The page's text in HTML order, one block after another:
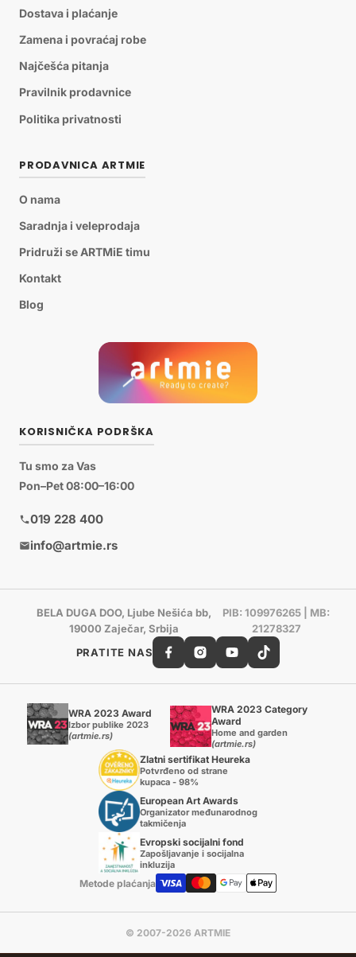
Dostava i plaćanje
Zamena i povraćaj robe
Najčešća pitanja
Pravilnik prodavnice
Politika privatnosti
PRODAVNICA ARTMIE
O nama
Saradnja i veleprodaja
Pridruži se ARTMiE timu
Kontakt
Blog
KORISNIČKA PODRŠKA
Tu smo za Vas
Pon–Pet 08:00–16:00
019 228 400
info@artmie.rs
BELA DUGA DOO, Ljube Nešića bb,
19000 Zaječar, Srbija
PIB: 109976265 | MB:
21278327
PRATITE NAS
WRA 2023 Award
Izbor publike 2023
(artmie.rs)
WRA 2023 Category
Award
Home and garden
(artmie.rs)
Zlatni sertifikat Heureka
Potvrđeno od strane
kupaca - 98%
European Art Awards
Organizator međunarodnog
takmičenja
Evropski socijalni fond
Zapošljavanje i socijalna
inkluzija
Metode plaćanja
© 2007-2026 ARTMIE